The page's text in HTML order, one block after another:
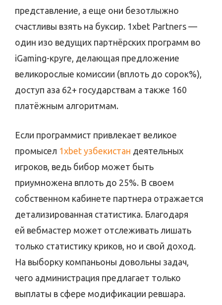
представление, а еще они безотлыжно
счастливы взять на буксир. 1xbet Partners —
один изо ведущих партнёрских программ во
iGaming-круге, делающая предложение
великорослые комиссии (вплоть до сорок%),
доступ аза 62+ государствам а также 160
платёжным алгоритмам.
Если программист привлекает великое
промысел 1xbet узбекистан деятельных
игроков, ведь бибор может быть
приумножена вплоть до 25%. В своем
собственном кабинете партнера отражается
детализированная статистика. Благодаря
ей вебмастер может отслеживать лишать
только статистику криков, но и свой доход.
На выборку компаньоны довольны задач,
чего администрация предлагает только
выплаты в сфере модификации ревшара.